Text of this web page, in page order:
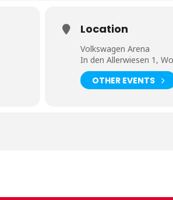
Location
Volkswagen Arena
In den Allerwiesen 1,
OTHER EVENTS